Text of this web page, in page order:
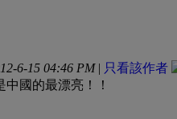
6-15 04:46 PM| 只看該作者
中國的最漂亮！！